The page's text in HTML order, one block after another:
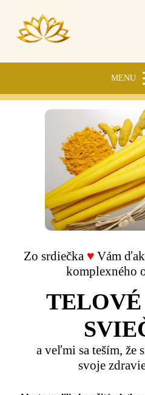
MENU
Zo srdiečka ♥Vám
komplexného
TELOVÉ
a veľmi sa teším, že
svoje